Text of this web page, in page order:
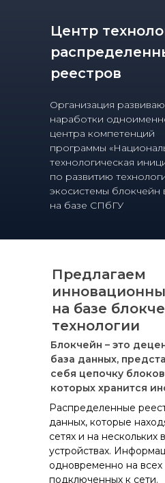
Центр
реестров
Организация
наработки
центра компетенций
программы
технологическая
по развитию
экосистемы блокчейн
на базе СПбГУ
Предлагаем
на базе
технологии
Распределенные
данных, которые
сетях и на нескольких
устройствах.
одновременно на всех
подключенных к сети.
Блокчейн – это
база данных,
себя цепочку
которых хранится